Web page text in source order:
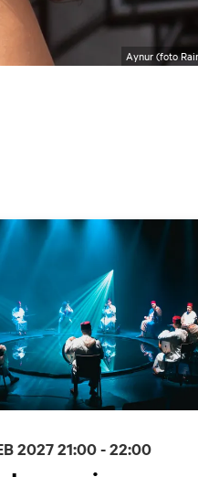
Aynur (foto
202721:00 - 22:00